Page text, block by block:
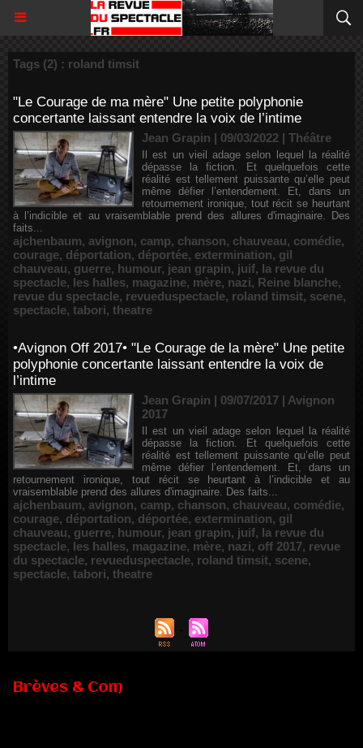
Tags (2) : roland timsit
"Le Courage de ma mère" Une petite polyphonie
concertante laissant entendre la voix de l’intime
Jean Grapin | 09/03/2022 | Théâtre
Il est un vieil adage selon lequel la réalité
dépasse la fiction. Et quelquefois cette
réalité est tellement puissante qu’elle peut
même défier l’entendement. Et, dans un
retournement ironique, tout récit se heurtant
à l’indicible et au vraisemblable prend des allures d'imaginaire. Des
faits...
ajchenbaum, avignon, camp, chanson, chauveau, comédie,
courage, déportation, déportée, extermination, gil
chauveau, guerre, humour, jean grapin, juif, la revue du
spectacle, les halles, magazine, mère, nazi, Reine blanche,
revue du spectacle, revueduspectacle, roland timsit, scene,
spectacle, tabori, theatre
•Avignon Off 2017• "Le Courage de la mère" Une petite
polyphonie concertante laissant entendre la voix de
l’intime
Jean Grapin | 09/07/2017 | Avignon
2017
Il est un vieil adage selon lequel la réalité
dépasse la fiction. Et quelquefois cette
réalité est tellement puissante qu’elle peut
même défier l’entendement. Et, dans un
retournement ironique, tout récit se heurtant à l’indicible et au
vraisemblable prend des allures d'imaginaire. Des faits...
ajchenbaum, avignon, camp, chanson, chauveau, comédie,
courage, déportation, déportée, extermination, gil
chauveau, guerre, humour, jean grapin, juif, la revue du
spectacle, les halles, magazine, mère, nazi, off 2017, revue
du spectacle, revueduspectacle, roland timsit, scene,
spectacle, tabori, theatre
Brèves & Com